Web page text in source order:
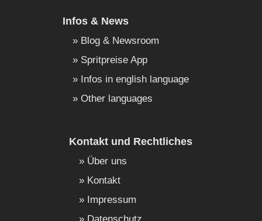
Infos & News
Blog & Newsroom
Spritpreise App
Infos in english language
Other languages
Kontakt und Rechtliches
Über uns
Kontakt
Impressum